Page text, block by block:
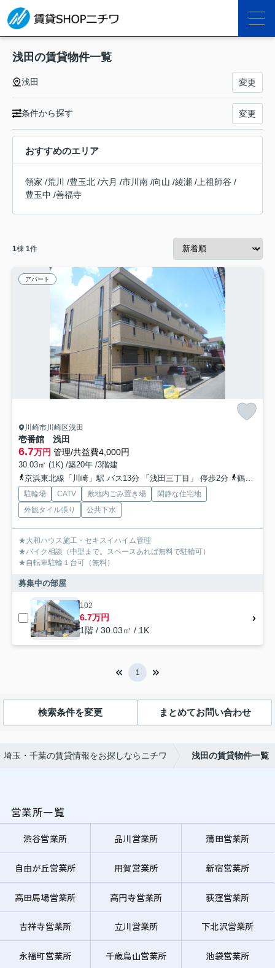
浅田の賃貸物件一覧
浅田 変更
条件から探す 変更
おすすめのエリア
領家 /荒川 /豊玉北 /六月 /市川南 /向山 /綾瀬 / 上祖師谷 /
豊玉中 /善福寺
1棟 1件
アパート
川崎市川崎区浅田
壱番館 浅田
6.7万円 管理/共益費4,000円
30.03㎡ (1K) /築20年 /3階建
京浜東北線「川崎」駅 バス13分 「浅田三丁目」 停歩2分
鶴見線「安善」駅 徒歩14分
駐輪場 CATV 敷地内ごみ置き場
閑静な住宅地
外観タイル張り
公共下水
★大和ハウス施工・セキスイハイム管理
★バイク相談（中型まで。スペースあれば無料で駐輪可）
★自転車駐輪１台可（無料）
募集中の部屋
102
6.7万円
1階 / 30.03㎡ / 1K
1
検索条件を変更 まとめてお問い合わせ
埼玉・千葉の賃貸情報をお探しならニチワ 浅田の賃貸物件一覧
営業所一覧
渋谷営業所 品川営業所 蒲田営業所
自由が丘営業所 用賀営業所 新宿営業所
高田馬場営業所 高円寺営業所 荻窪営業所
吉祥寺営業所 立川営業所 下北沢営業所
永福町営業所 千歳烏山営業所 池袋営業所